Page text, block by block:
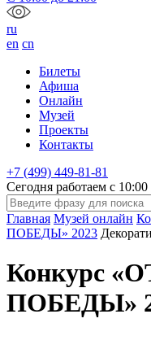
ru
en cn
Билеты
Афиша
Онлайн
Музей
Проекты
Контакты
+7 (499) 449-81-81
Сегодня работаем с 10:00
Главная Музей онлайн
ПОБЕДЫ» 2023
Конкурс
ПОБЕДЫ»